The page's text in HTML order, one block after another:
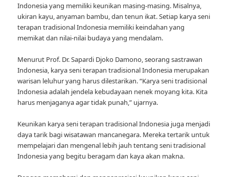
Indonesia yang memiliki keunikan masing-masing. Misalnya,
ukiran kayu, anyaman bambu, dan tenun ikat. Setiap karya seni
terapan tradisional Indonesia memiliki keindahan yang
memikat dan nilai-nilai budaya yang mendalam.
Menurut Prof. Dr. Sapardi Djoko Damono, seorang sastrawan
Indonesia, karya seni terapan tradisional Indonesia merupakan
warisan leluhur yang harus dilestarikan. “Karya seni tradisional
Indonesia adalah jendela kebudayaan nenek moyang kita. Kita
harus menjaganya agar tidak punah,” ujarnya.
Keunikan karya seni terapan tradisional Indonesia juga menjadi
daya tarik bagi wisatawan mancanegara. Mereka tertarik untuk
mempelajari dan mengenal lebih jauh tentang seni tradisional
Indonesia yang begitu beragam dan kaya akan makna.